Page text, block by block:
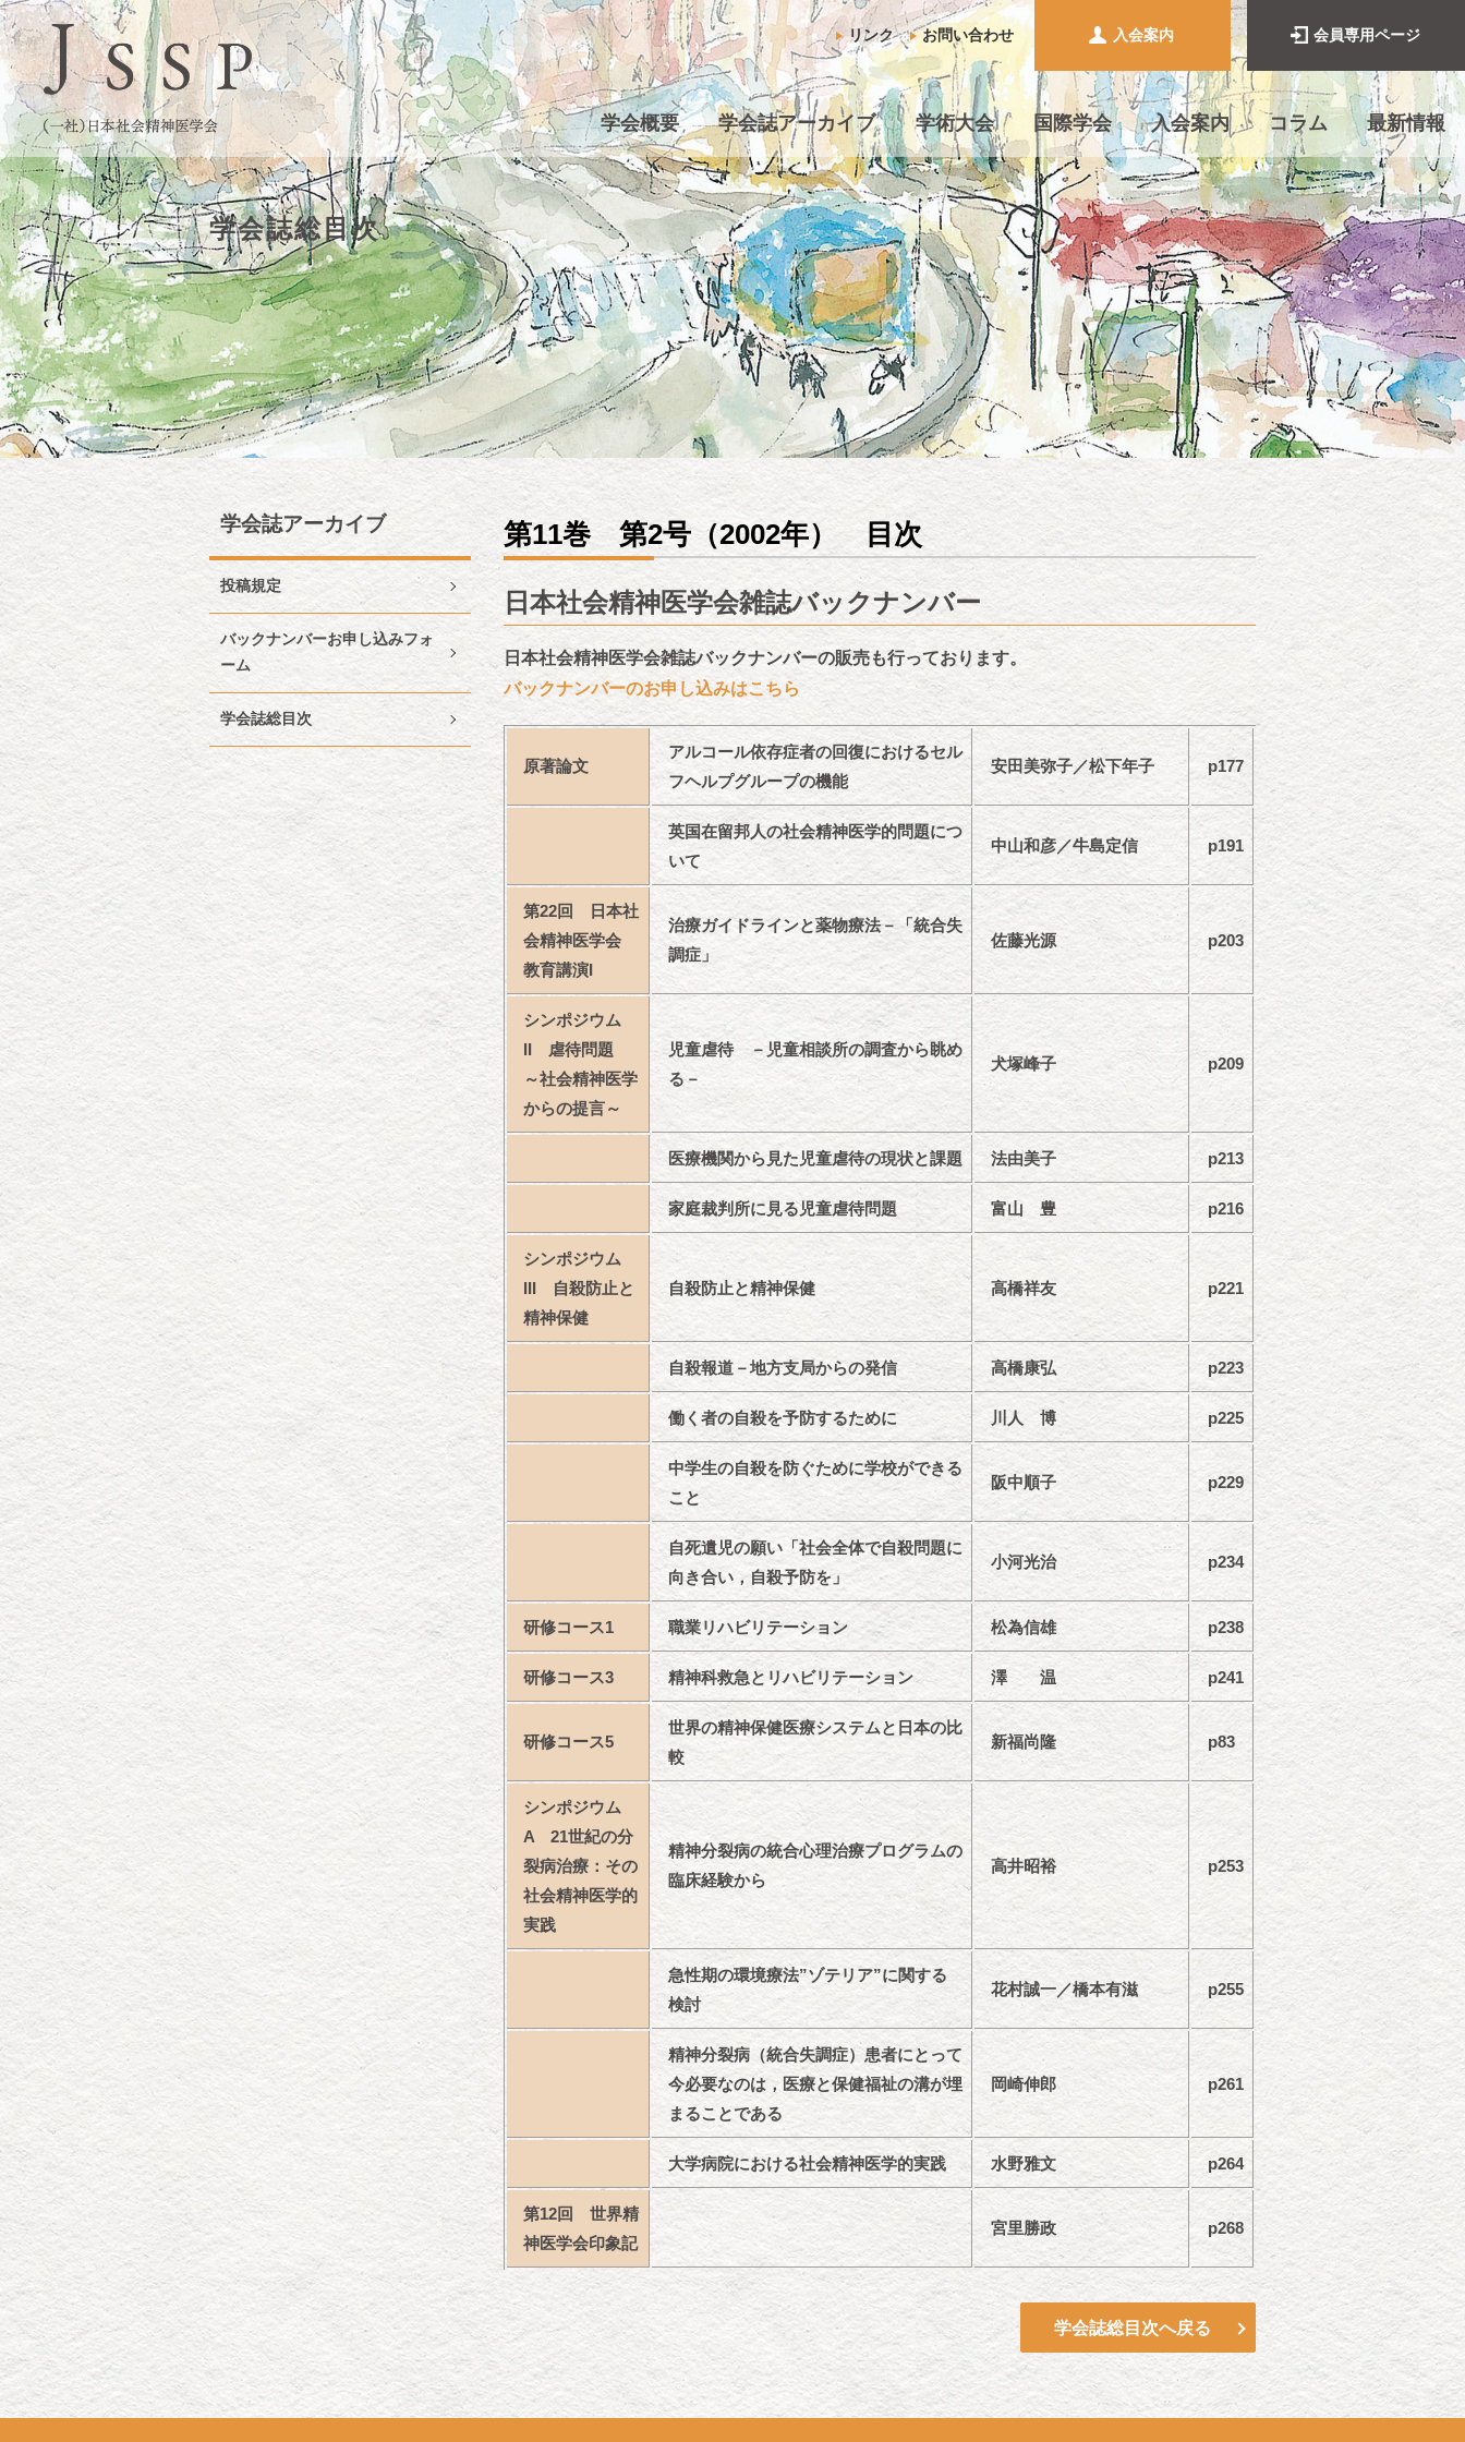
リンク お問い合わせ 入会案内 会員専用ページ
学会概要 学会誌アーカイブ 学術大会 国際学会 入会案内 コラム 最新情報
学会誌総目次
第11巻 第2号（2002年） 目次
日本社会精神医学会雑誌バックナンバー
日本社会精神医学会雑誌バックナンバーの販売も行っております。
バックナンバーのお申し込みはこちら
原著論文
アルコール依存症者の回復におけるセル
フヘルプグループの機能
安田美弥子／松下年子 p177
英国在留邦人の社会精神医学的問題につ
いて
中山和彦／牛島定信 p191
第22回 日本社
会精神医学会
教育講演I
治療ガイドラインと薬物療法－「統合失
調症」
佐藤光源 p203
シンポジウム
II 虐待問題
～社会精神医学
からの提言～
児童虐待 －児童相談所の調査から眺め
る－
犬塚峰子 p209
医療機関から見た児童虐待の現状と課題 法由美子 p213
家庭裁判所に見る児童虐待問題 富山 豊 p216
シンポジウム
III 自殺防止と
精神保健
自殺防止と精神保健 高橋祥友 p221
自殺報道－地方支局からの発信 高橋康弘 p223
働く者の自殺を予防するために 川人 博 p225
中学生の自殺を防ぐために学校ができる
こと
阪中順子 p229
自死遺児の願い「社会全体で自殺問題に
向き合い，自殺予防を」
小河光治 p234
研修コース1 職業リハビリテーション 松為信雄 p238
研修コース3 精神科救急とリハビリテーション 澤 温 p241
研修コース5
世界の精神保健医療システムと日本の比
較
新福尚隆 p83
シンポジウム
A 21世紀の分
裂病治療：その
社会精神医学的
実践
精神分裂病の統合心理治療プログラムの
臨床経験から
高井昭裕 p253
急性期の環境療法”ゾテリア”に関する
検討
花村誠一／橋本有滋 p255
精神分裂病（統合失調症）患者にとって
今必要なのは，医療と保健福祉の溝が埋
まることである
岡崎伸郎 p261
大学病院における社会精神医学的実践 水野雅文 p264
第12回 世界精
神医学会印象記
宮里勝政 p268
学会誌総目次へ戻る
学会誌アーカイブ
投稿規定
バックナンバーお申し込みフォ
ーム
学会誌総目次